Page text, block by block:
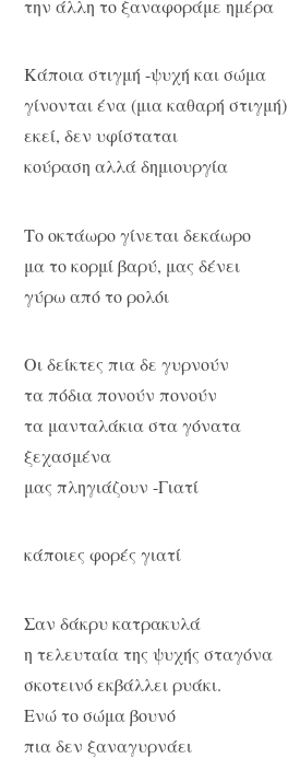
την άλλη το ξαναφοράμε ημέρα
Κάποια στιγμή -ψυχή και σώμα
γίνονται ένα (μια καθαρή στιγμή)
εκεί, δεν υφίσταται
κούραση αλλά δημιουργία
Το οκτάωρο γίνεται δεκάωρο
μα το κορμί βαρύ, μας δένει
γύρω από το ρολόι
Οι δείκτες πια δε γυρνούν
τα πόδια πονούν πονούν
τα μανταλάκια στα γόνατα
ξεχασμένα
μας πληγιάζουν -Γιατί
κάποιες φορές γιατί
Σαν δάκρυ κατρακυλά
η τελευταία της ψυχής σταγόνα
σκοτεινό εκβάλλει ρυάκι.
Ενώ το σώμα βουνό
πια δεν ξαναγυρνάει